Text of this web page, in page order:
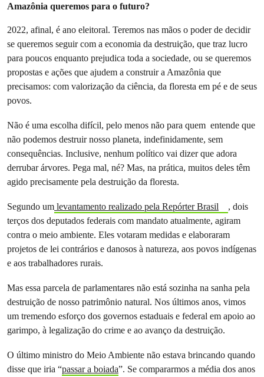
Amazônia queremos para o futuro?
2022, afinal, é ano eleitoral. Teremos nas mãos o poder de decidir
se queremos seguir com a economia da destruição, que traz lucro
para poucos enquanto prejudica toda a sociedade, ou se queremos
propostas e ações que ajudem a construir a Amazônia que
precisamos: com valorização da ciência, da floresta em pé e de seus
povos.
Não é uma escolha difícil, pelo menos não para quem entende que
não podemos destruir nosso planeta, indefinidamente, sem
consequências. Inclusive, nenhum político vai dizer que adora
derrubar árvores. Pega mal, né? Mas, na prática, muitos deles têm
agido precisamente pela destruição da floresta.
Segundo um levantamento realizado pela Repórter Brasil
, dois
terços dos deputados federais com mandato atualmente, agiram
contra o meio ambiente. Eles votaram medidas e elaboraram
projetos de lei contrários e danosos à natureza, aos povos indígenas
e aos trabalhadores rurais.
Mas essa parcela de parlamentares não está sozinha na sanha pela
destruição de nosso patrimônio natural. Nos últimos anos, vimos
um tremendo esforço dos governos estaduais e federal em apoio ao
garimpo, à legalização do crime e ao avanço da destruição.
O último ministro do Meio Ambiente não estava brincando quando
disse que iria “passar a boiada”. Se compararmos a média dos anos